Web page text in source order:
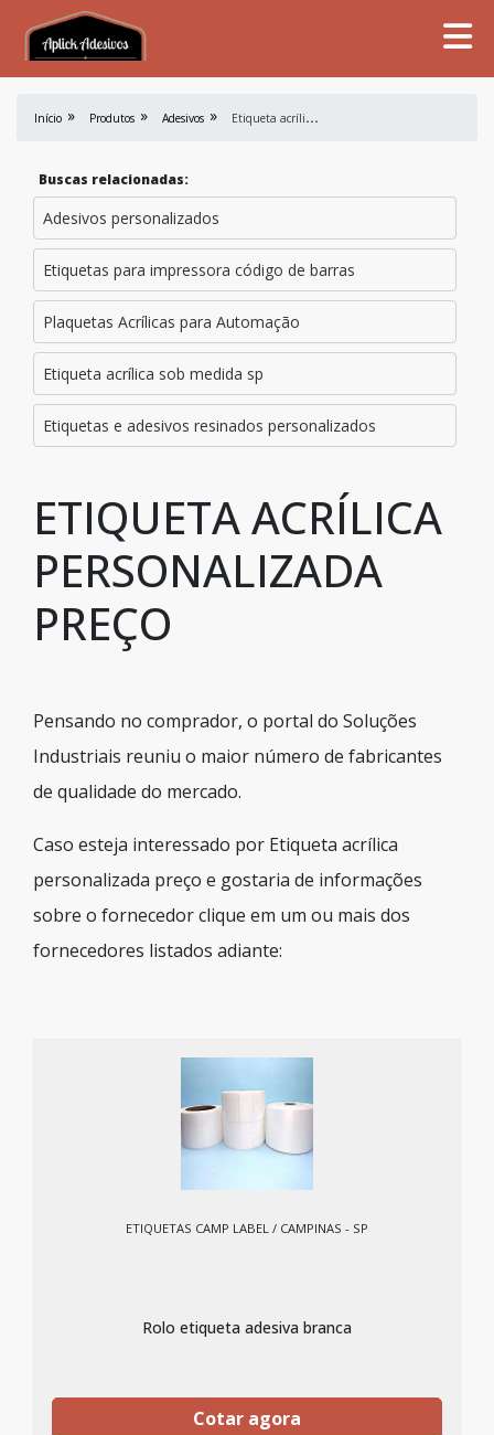
Início Produtos Adesivos E
tiqueta acrílica personalizada preço
Buscas relacionadas:
Adesivos personalizados
Etiquetas para impressora código de barras
Plaquetas Acrílicas para Automação
Etiqueta acrílica sob medida sp
Etiquetas e adesivos resinados personalizados
ETIQUETA ACRÍLICA
PERSONALIZADA
PREÇO
Pensando no comprador, o portal do Soluções
Industriais reuniu o maior número de fabricantes
de qualidade do mercado.
Caso esteja interessado por Etiqueta acrílica
personalizada preço e gostaria de informações
sobre o fornecedor clique em um ou mais dos
fornecedores listados adiante:
ETIQUETAS CAMP LABEL / CAMPINAS - SP
Rolo etiqueta adesiva branca
Cotar agora